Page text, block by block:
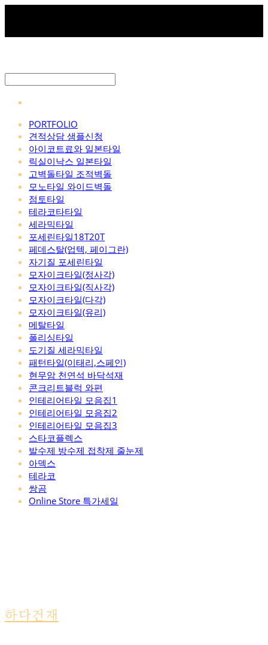
PORTFOLIO
견적상담 샘플신청
아이코트료와 일본타일
릭실이낙스 일본타일
고벽돌타일 조적벽돌
모노타일 와이드벽돌
점토타일
테라코타타일
세라믹타일
포세린타일18T20T
페데스탈(업텍, 페이그란)
자기질 포세린타일
모자이크타일(정사각)
모자이크타일(직사각)
모자이크타일(다각)
모자이크타일(유리)
메탈타일
폴리싱타일
도기질 세라믹타일
패턴타일(이태리,스페인)
현무암 천연석 바닥석재
콘크리트블럭 와편
인테리어타일 모음집1
인테리어타일 모음집2
인테리어타일 모음집3
스타코플렉스
발수제 방수제 접착제 줄눈제
아덱스
테라코
쌍곰
Online Store 특가세일
하다건재